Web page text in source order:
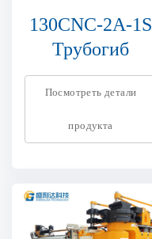
130CNC-2A-1S
Трубогиб
Посмотреть детали
продукта